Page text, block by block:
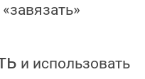
«завязать»
и использовать